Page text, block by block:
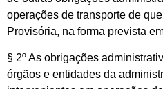
operações de transporte de
Provisória, na forma prevista
§ 2º As obrigações
órgãos e entidades da